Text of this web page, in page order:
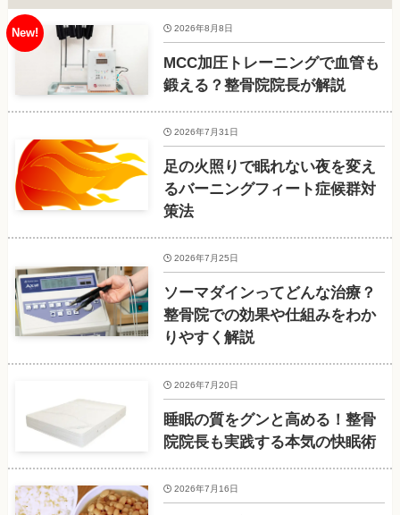
MCC加圧トレーニングで血管も
鍛える？整骨院院長が解説
2026年8月8日
足の火照りで眠れない夜を変え
るバーニングフィート症候群対
策法
2026年7月31日
ソーマダインってどんな治療？
整骨院での効果や仕組みをわか
りやすく解説
2026年7月25日
睡眠の質をグンと高める！整骨
院院長も実践する本気の快眠術
2026年7月20日
2026年7月16日